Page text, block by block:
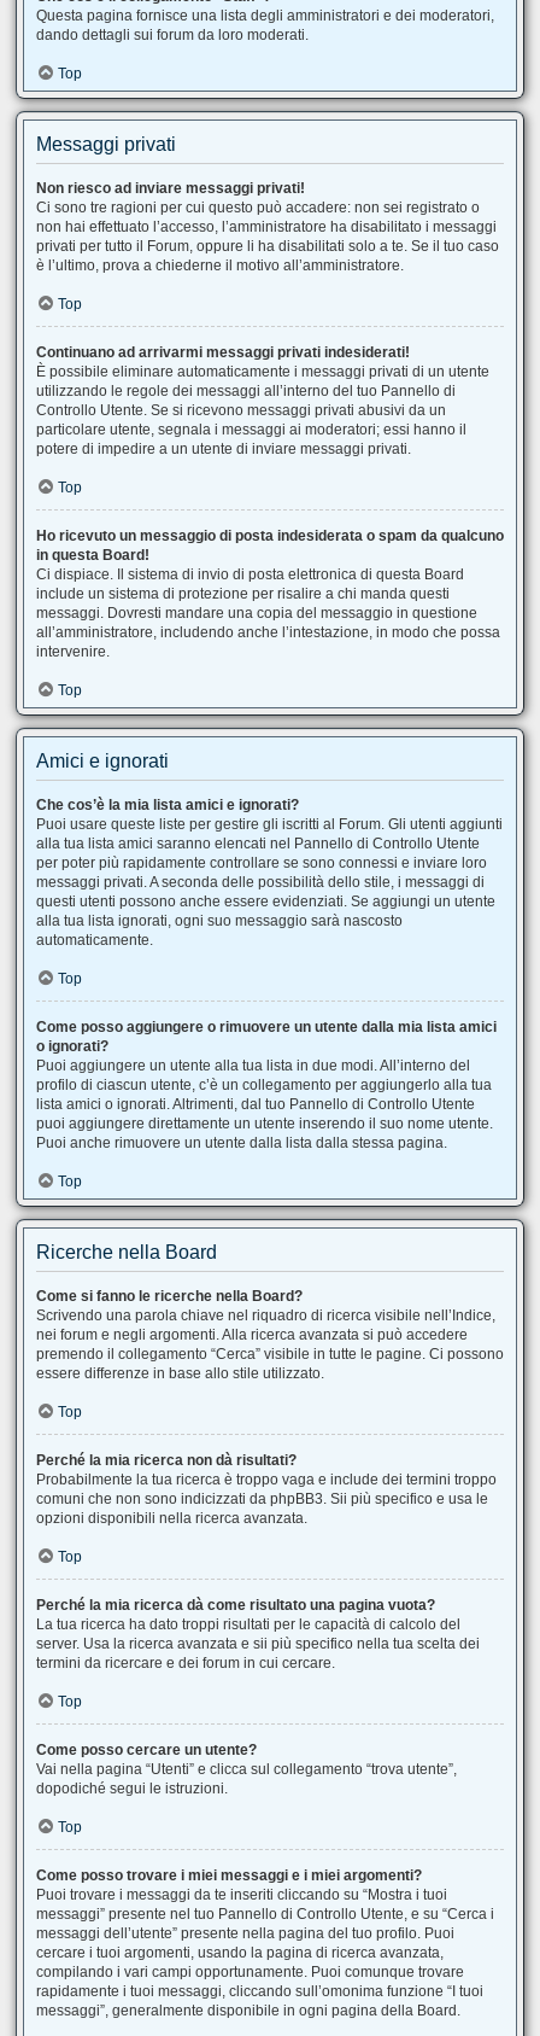
Questa pagina fornisce una lista degli amministratori e dei moderatori,
dando dettagli sui forum da loro moderati.
Top
Messaggi privati
Non riesco ad inviare messaggi privati!
Ci sono tre ragioni per cui questo può accadere: non sei registrato o
non hai effettuato l’accesso, l’amministratore ha disabilitato i messaggi
privati per tutto il Forum, oppure li ha disabilitati solo a te. Se il tuo caso
è l’ultimo, prova a chiederne il motivo all’amministratore.
Top
Continuano ad arrivarmi messaggi privati indesiderati!
È possibile eliminare automaticamente i messaggi privati ​​di un utente
utilizzando le regole dei messaggi all’interno del tuo Pannello di
Controllo Utente. Se si ricevono messaggi privati ​​abusivi da un
particolare utente, segnala i messaggi ai moderatori; essi hanno il
potere di impedire a un utente di inviare messaggi privati​​.
Top
Ho ricevuto un messaggio di posta indesiderata o spam da qualcuno
in questa Board!
Ci dispiace. Il sistema di invio di posta elettronica di questa Board
include un sistema di protezione per risalire a chi manda questi
messaggi. Dovresti mandare una copia del messaggio in questione
all’amministratore, includendo anche l’intestazione, in modo che possa
intervenire.
Top
Amici e ignorati
Che cos’è la mia lista amici e ignorati?
Puoi usare queste liste per gestire gli iscritti al Forum. Gli utenti aggiunti
alla tua lista amici saranno elencati nel Pannello di Controllo Utente
per poter più rapidamente controllare se sono connessi e inviare loro
messaggi privati. A seconda delle possibilità dello stile, i messaggi di
questi utenti possono anche essere evidenziati. Se aggiungi un utente
alla tua lista ignorati, ogni suo messaggio sarà nascosto
automaticamente.
Top
Come posso aggiungere o rimuovere un utente dalla mia lista amici
o ignorati?
Puoi aggiungere un utente alla tua lista in due modi. All’interno del
profilo di ciascun utente, c’è un collegamento per aggiungerlo alla tua
lista amici o ignorati. Altrimenti, dal tuo Pannello di Controllo Utente
puoi aggiungere direttamente un utente inserendo il suo nome utente.
Puoi anche rimuovere un utente dalla lista dalla stessa pagina.
Top
Ricerche nella Board
Come si fanno le ricerche nella Board?
Scrivendo una parola chiave nel riquadro di ricerca visibile nell’Indice,
nei forum e negli argomenti. Alla ricerca avanzata si può accedere
premendo il collegamento “Cerca” visibile in tutte le pagine. Ci possono
essere differenze in base allo stile utilizzato.
Top
Perché la mia ricerca non dà risultati?
Probabilmente la tua ricerca è troppo vaga e include dei termini troppo
comuni che non sono indicizzati da phpBB3. Sii più specifico e usa le
opzioni disponibili nella ricerca avanzata.
Top
Perché la mia ricerca dà come risultato una pagina vuota?
La tua ricerca ha dato troppi risultati per le capacità di calcolo del
server. Usa la ricerca avanzata e sii più specifico nella tua scelta dei
termini da ricercare e dei forum in cui cercare.
Top
Come posso cercare un utente?
Vai nella pagina “Utenti” e clicca sul collegamento “trova utente”,
dopodiché segui le istruzioni.
Top
Come posso trovare i miei messaggi e i miei argomenti?
Puoi trovare i messaggi da te inseriti cliccando su “Mostra i tuoi
messaggi” presente nel tuo Pannello di Controllo Utente, e su “Cerca i
messaggi dell’utente” presente nella pagina del tuo profilo. Puoi
cercare i tuoi argomenti, usando la pagina di ricerca avanzata,
compilando i vari campi opportunamente. Puoi comunque trovare
rapidamente i tuoi messaggi, cliccando sull’omonima funzione “I tuoi
messaggi”, generalmente disponibile in ogni pagina della Board.